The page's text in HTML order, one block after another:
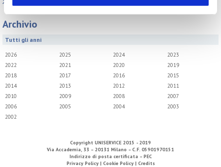
Archivio
Tutti gli anni
2026 2025 2024
2023
2022
2021 2020
2019
2018
2017 2016
2015
2014
2013 2012
2011
2010
2009 2008
2007
2006
2005 2004
2003
2002
Copyright UNISERVICE 2015 - 2019
Via Accademia, 33 – 20131 Milano – C.F. 05901970151
Indirizzo di posta certificata – PEC
Privacy Policy | Cookie Policy | Credits